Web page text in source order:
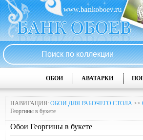
ОБОИ АВАТАРКИ
НАВИГАЦИЯ: ОБОИ ДЛЯ РАБОЧЕГО СТОЛА >>
Георгины в букете
Обои Георгины в букете